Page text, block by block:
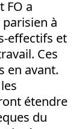
FO a
à
effectifs et
Ces
en avant.
étendre
du